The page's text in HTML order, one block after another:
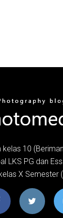
10
LKS PG dan
X Semester